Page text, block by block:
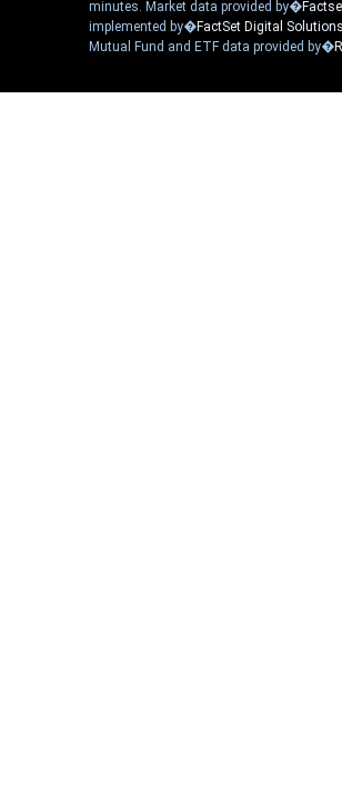
minutes. Market data provided by�
implemented by�FactSet Digital Solutions
Mutual Fund and ETF data provided by�